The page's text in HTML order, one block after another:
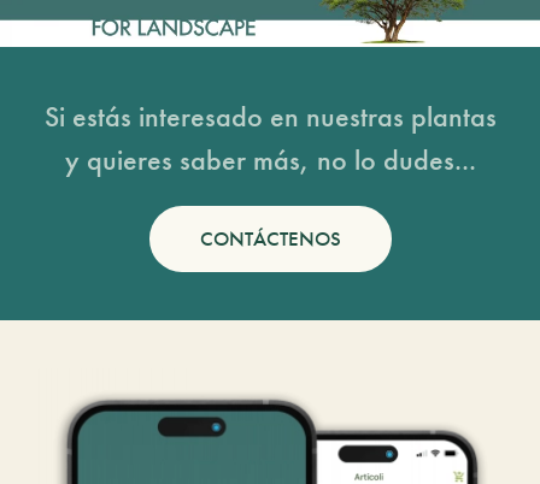
Si estás interesado en nuestras plantas
y quieres saber más, no lo dudes...
CONTÁCTENOS